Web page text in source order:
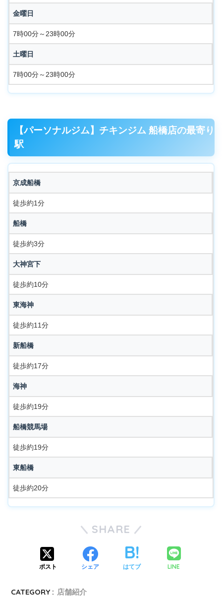
金曜日
7時00分～23時00分
土曜日
7時00分～23時00分
【パーソナルジム】チキンジム 船橋店の最寄り
駅
京成船橋
徒歩約1分
船橋
徒歩約3分
大神宮下
徒歩約10分
東海神
徒歩約11分
新船橋
徒歩約17分
海神
徒歩約19分
船橋競馬場
徒歩約19分
東船橋
徒歩約20分
SHARE
ポスト シェア はてブ LINE
CATEGORY : 店舗紹介